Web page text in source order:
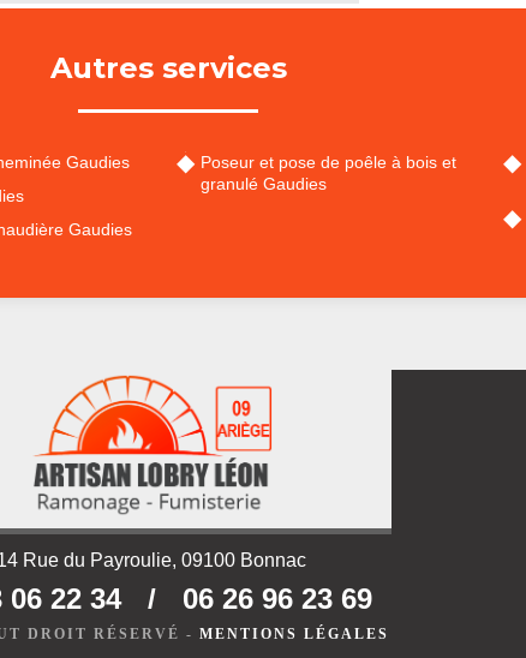
Autres services
Gaudies
Gaudies
Poseur et pose de poêle à bois et
granulé Gaudies
Rue du Payroulie, 09100 Bonnac
06 22 34 / 06 26 96 23 69
DROIT RÉSERVÉ - MENTIONS LÉGALES